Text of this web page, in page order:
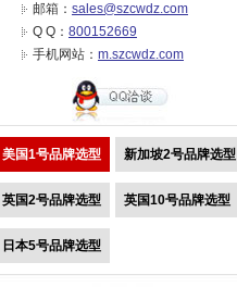
邮箱： sales@szcwdz.com
Q Q： 800152669
手机网站： m.szcwdz.com
美国1号品牌选型 新加坡2号品牌选型
英国2号品牌选型 英国10号品牌选型
日本5号品牌选型